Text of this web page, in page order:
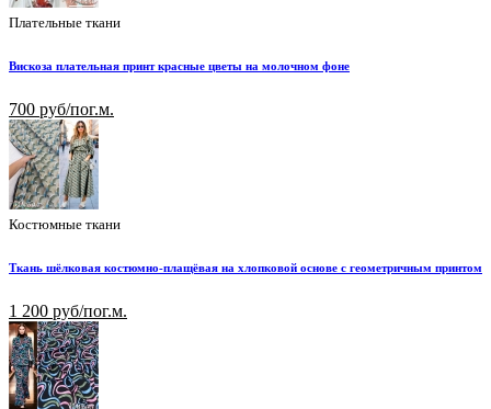
Плательные ткани
Вискоза плательная принт красные цветы на молочном фоне
700 руб/пог.м.
Костюмные ткани
Ткань шёлковая костюмно-плащёвая на хлопковой основе с геометричным принтом
1 200 руб/пог.м.